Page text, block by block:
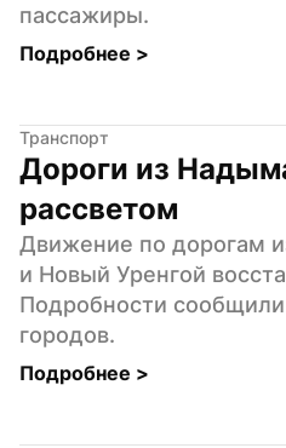
пассажиры.
Подробнее >
Транспорт
Дороги из
рассветом
Движение по дорогам
и Новый Уренгой
Подробности
городов.
Подробнее >